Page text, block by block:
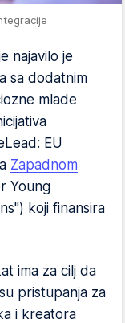
najavilo je
sa dodatnim
mlade
EU
Zapadnom
Young
koji finansira
ima za cilj da
pristupanja za
i kreatora